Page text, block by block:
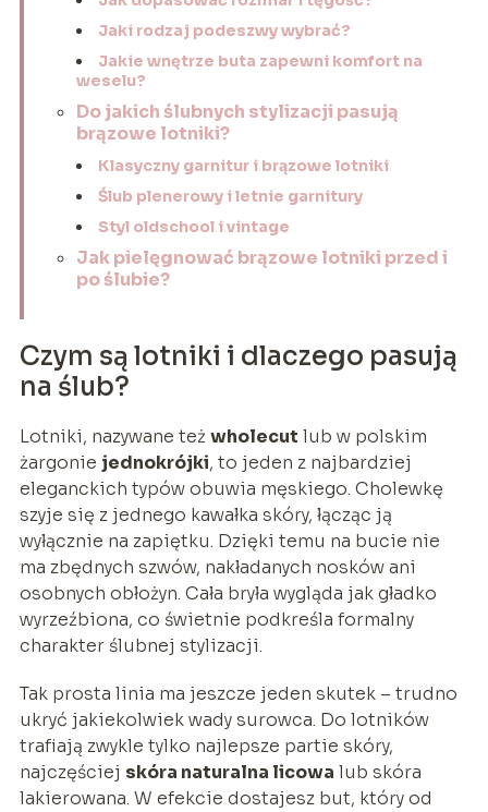
Jaki rodzaj podeszwy wybrać?
Jakie wnętrze buta zapewni komfort na
weselu?
Do jakich ślubnych stylizacji pasują
brązowe lotniki?
Klasyczny garnitur i brązowe lotniki
Ślub plenerowy i letnie garnitury
Styl oldschool i vintage
Jak pielęgnować brązowe lotniki przed i
po ślubie?
Czym są lotniki i dlaczego pasują
na ślub?
Lotniki, nazywane teżwholecut lub w polskim
żargonie jednokrójki, to jeden z najbardziej
eleganckich typów obuwia męskiego. Cholewkę
szyje się z jednego kawałka skóry, łącząc ją
wyłącznie na zapiętku. Dzięki temu na bucie nie
ma zbędnych szwów, nakładanych nosków ani
osobnych obłożyn. Cała bryła wygląda jak gładko
wyrzeźbiona, co świetnie podkreśla formalny
charakter ślubnej stylizacji.
Tak prosta linia ma jeszcze jeden skutek – trudno
ukryć jakiekolwiek wady surowca. Do lotników
trafiają zwykle tylko najlepsze partie skóry,
najczęściej skóra naturalna licowa lub skóra
lakierowana. W efekcie dostajesz but, który od